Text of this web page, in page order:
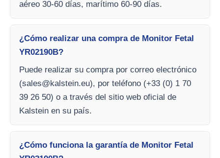
aéreo 30-60 días, marítimo 60-90 días.
¿Cómo realizar una compra de Monitor Fetal
YR02190B?
Puede realizar su compra por correo electrónico
(sales@kalstein.eu), por teléfono (+33 (0) 1 70
39 26 50) o a través del sitio web oficial de
Kalstein en su país.
¿Cómo funciona la garantía de Monitor Fetal